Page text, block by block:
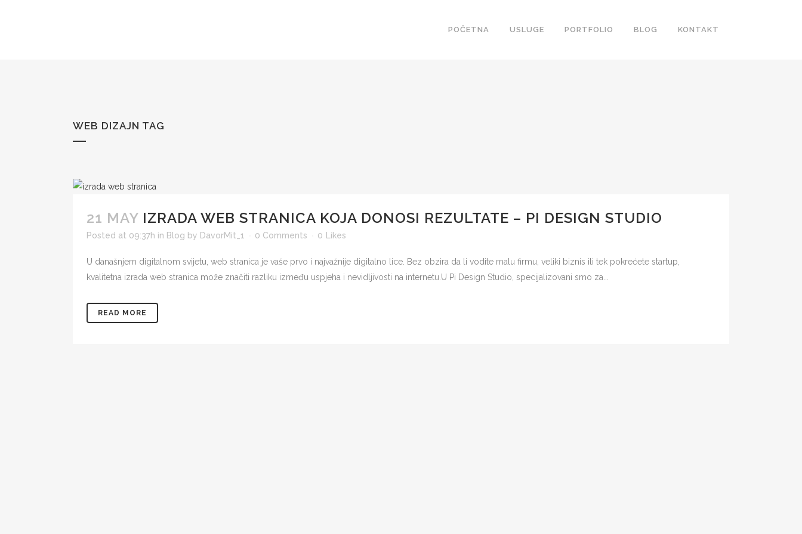
POČETNA USLUGE PORTFOLIO BLOG KONTAKT
WEB DIZAJN TAG
21 MAY IZRADA WEB STRANICA KOJA DONOSI REZULTATE – PI DESIGN STUDIO
Posted at 09:37h in Blog by DavorMit_1 0 Comments 0 Likes
U današnjem digitalnom svijetu, web stranica je vaše prvo i najvažnije digitalno lice. Bez obzira da li vodite malu firmu, veliki biznis ili tek pokrećete startup,
kvalitetna izrada web stranica može značiti razliku između uspjeha i nevidljivosti na internetu.U Pi Design Studio, specijalizovani smo za...
READ MORE